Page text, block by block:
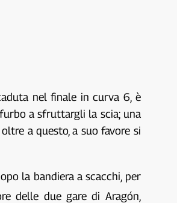
nel finale in curva 6, è
a sfruttargli la scia; una
a questo, a suo favore si
la bandiera a scacchi, per
delle due gare di Aragón,